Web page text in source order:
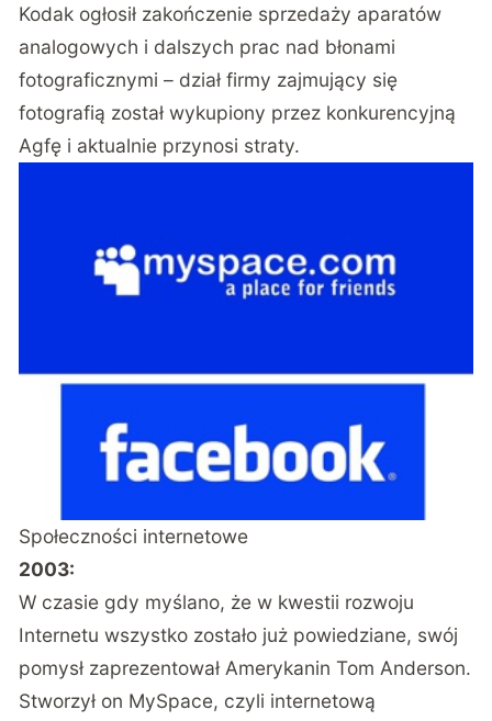
Kodak ogłosił zakończenie sprzedaży aparatów
analogowych i dalszych prac nad błonami
fotograficznymi – dział firmy zajmujący się
fotografią został wykupiony przez konkurencyjną
Agfę i aktualnie przynosi straty.
Społeczności internetowe
2003:
W czasie gdy myślano, że w kwestii rozwoju
Internetu wszystko zostało już powiedziane, swój
pomysł zaprezentował Amerykanin Tom Anderson.
Stworzył on MySpace, czyli internetową